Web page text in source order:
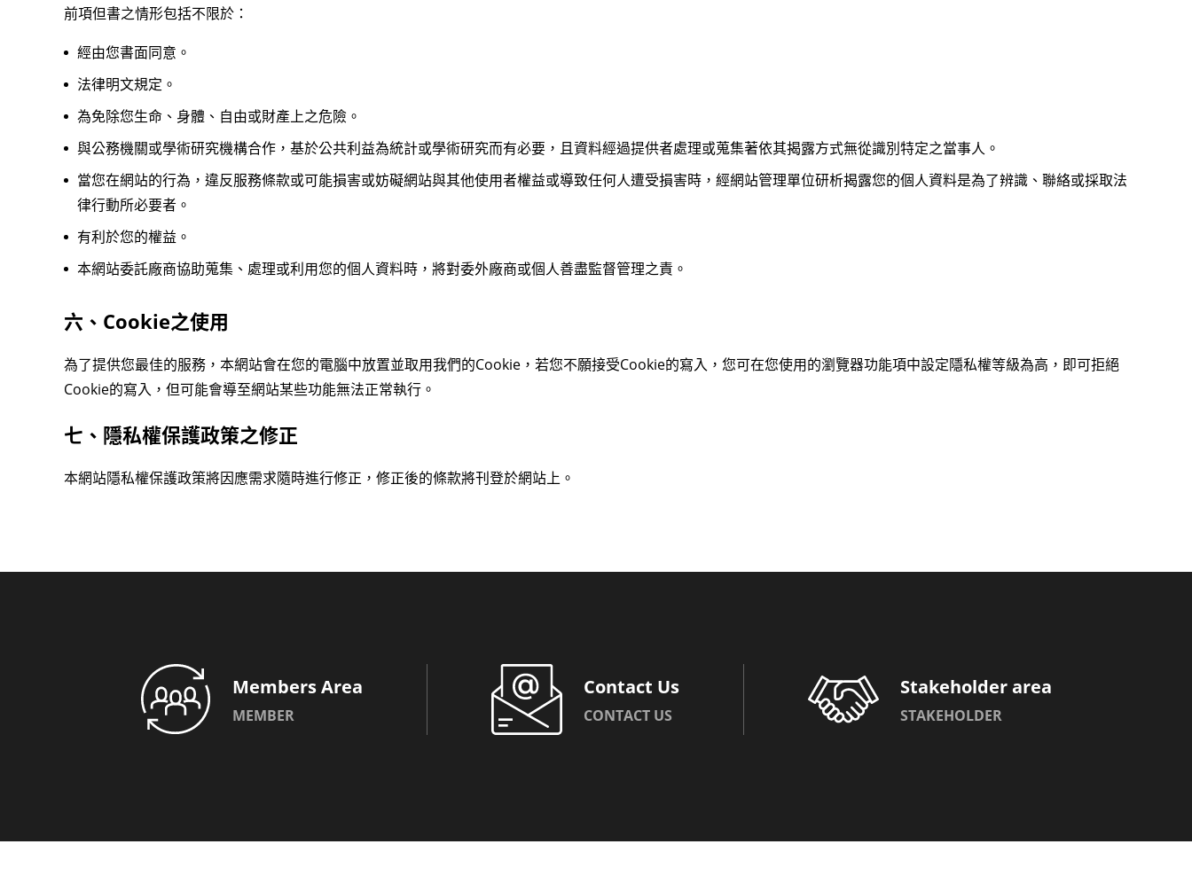
前項但書之情形包括不限於：
經由您書面同意。
法律明文規定。
為免除您生命、身體、自由或財產上之危險。
與公務機關或學術研究機構合作，基於公共利益為統計或學術研究而有必要，且資料經過提供者處理或蒐集著依其揭露方式無從識別特定之當事人。
當您在網站的行為，違反服務條款或可能損害或妨礙網站與其他使用者權益或導致任何人遭受損害時，經網站管理單位研析揭露您的個人資料是為了辨識、聯絡或採取法
律行動所必要者。
有利於您的權益。
本網站委託廠商協助蒐集、處理或利用您的個人資料時，將對委外廠商或個人善盡監督管理之責。
六、Cookie之使用
為了提供您最佳的服務，本網站會在您的電腦中放置並取用我們的Cookie，若您不願接受Cookie的寫入，您可在您使用的瀏覽器功能項中設定隱私權等級為高，即可拒絕
Cookie的寫入，但可能會導至網站某些功能無法正常執行。
七、隱私權保護政策之修正
本網站隱私權保護政策將因應需求隨時進行修正，修正後的條款將刊登於網站上。
Members Area
MEMBER
Contact Us
CONTACT US
Stakeholder area
STAKEHOLDER